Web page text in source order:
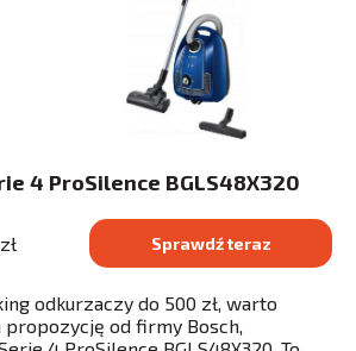
4 ProSilence BGLS48X320
Sprawdź teraz
odkurzaczy do 500 zł, warto
propozycję od firmy Bosch,